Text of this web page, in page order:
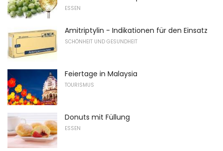
ESSEN
Amitriptylin - Indikationen für den Einsatz
SCHÖNHEIT UND GESUNDHEIT
Feiertage in Malaysia
TOURISMUS
Donuts mit Füllung
ESSEN